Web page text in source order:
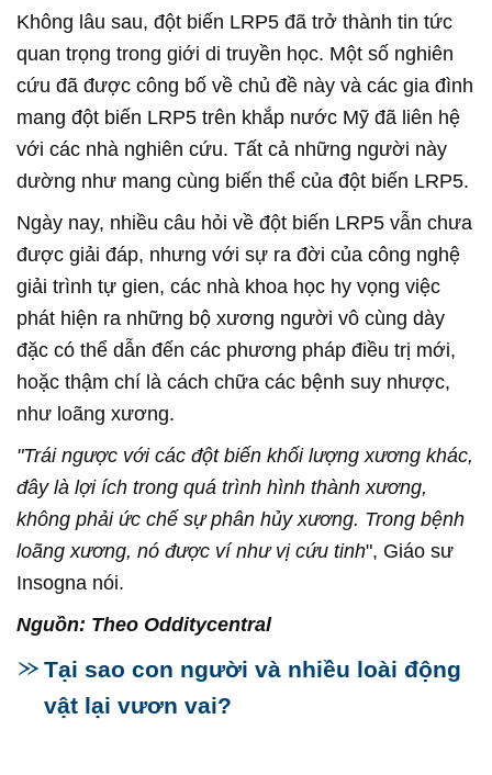
Không lâu sau, đột biến LRP5 đã trở thành tin tức
quan trọng trong giới di truyền học. Một số nghiên
cứu đã được công bố về chủ đề này và các gia đình
mang đột biến LRP5 trên khắp nước Mỹ đã liên hệ
với các nhà nghiên cứu. Tất cả những người này
dường như mang cùng biến thể của đột biến LRP5.
Ngày nay, nhiều câu hỏi về đột biến LRP5 vẫn chưa
được giải đáp, nhưng với sự ra đời của công nghệ
giải trình tự gien, các nhà khoa học hy vọng việc
phát hiện ra những bộ xương người vô cùng dày
đặc có thể dẫn đến các phương pháp điều trị mới,
hoặc thậm chí là cách chữa các bệnh suy nhược,
như loãng xương.
"Trái ngược với các đột biến khối lượng xương khác,
đây là lợi ích trong quá trình hình thành xương,
không phải ức chế sự phân hủy xương. Trong bệnh
loãng xương, nó được ví như vị cứu tinh", Giáo sư
Insogna nói.
Nguồn: Theo Odditycentral
Tại sao con người và nhiều loài động
vật lại vươn vai?